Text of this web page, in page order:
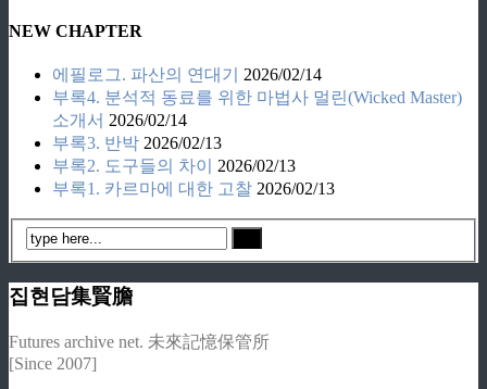
NEW CHAPTER
에필로그. 파산의 연대기
2026/02/14
부록4. 분석적 동료를 위한 마법사 멀린(Wicked Master)
소개서 2026/02/14
부록3. 반박 2026/02/13
부록2. 도구들의 차이
2026/02/13
부록1. 카르마에 대한 고찰 2026/02/13
집현담集賢膽
Futures archive net. 未來記憶保管所
[Since 2007]